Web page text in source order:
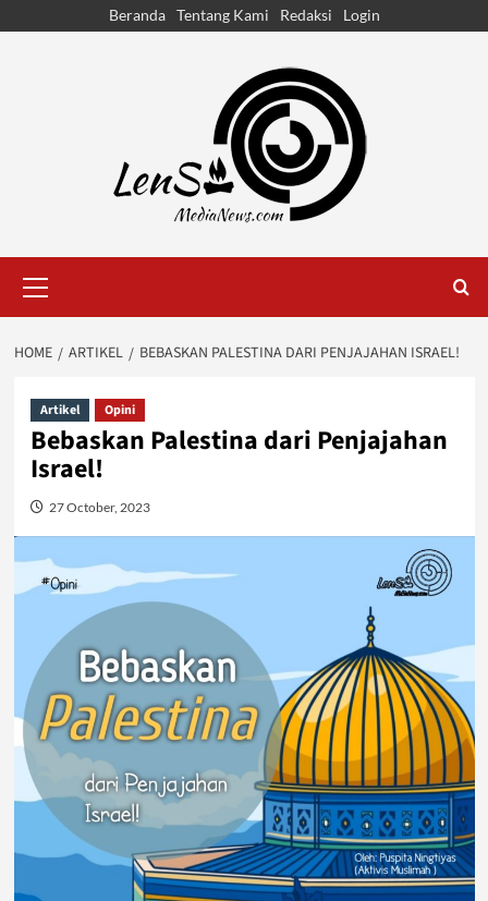
Beranda Tentang Kami Redaksi Login
Menu
HOME ARTIKEL BEBASKAN PALESTINA DARI PENJAJAHAN ISRAEL!
Artikel Opini
Bebaskan Palestina dari Penjajahan
Israel!
27 October, 2023